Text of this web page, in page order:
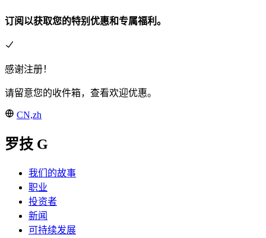
订阅以获取您的特别优惠和专属福利。
感谢注册！
请留意您的收件箱，查看欢迎优惠。
CN,zh
罗技 G
我们的故事
职业
投资者
新闻
可持续发展